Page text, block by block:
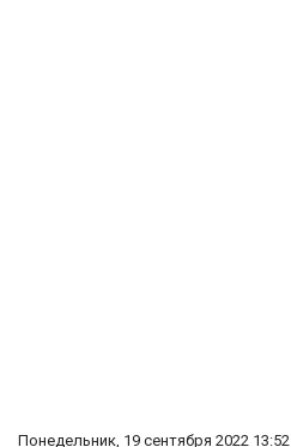
Понедельник, 19 сентября 2022 13:52